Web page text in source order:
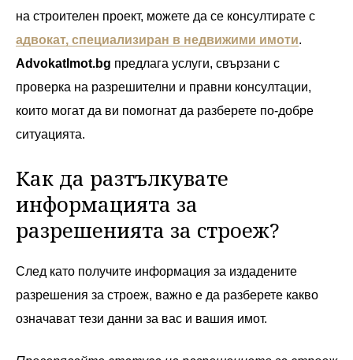
на строителен проект, можете да се консултирате с
адвокат, специализиран в недвижими имоти.
AdvokatImot.bg предлага услуги, свързани с
проверка на разрешителни и правни консултации,
които могат да ви помогнат да разберете по-добре
ситуацията.
Как да разтълкувате
информацията за
разрешенията за строеж?
След като получите информация за издадените
разрешения за строеж, важно е да разберете какво
означават тези данни за вас и вашия имот.